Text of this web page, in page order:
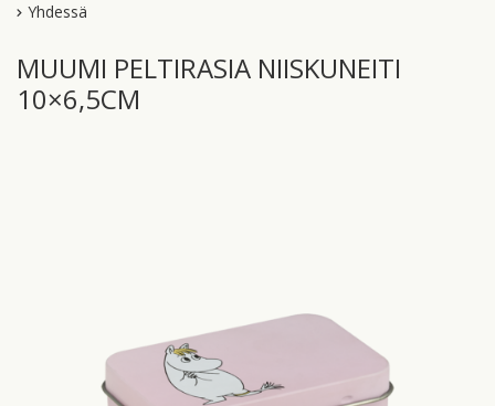
Yhdessä
MUUMI PELTIRASIA NIISKUNEITI
10×6,5CM